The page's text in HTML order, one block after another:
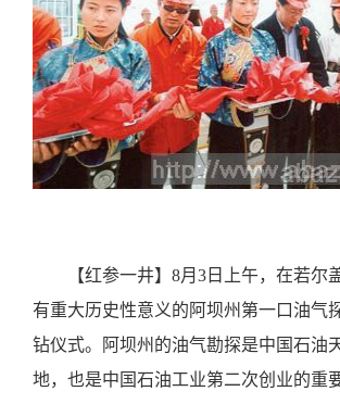
【红参一井】 8月3日上午，在若尔
有重大历史性意义的阿坝州第一口油气
钻仪式。阿坝州的油气勘探是中国石油
地，也是中国石油工业第二次创业的重